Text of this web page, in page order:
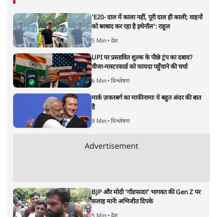
प्रभु चावलाकी और स्टोरी पढ़ें
पश्चिम बंगाल जीतने के लिए पूरे देश पर
एनआरसी की तलवार?
21 DEC, 2019
शीतल पी. सिंह